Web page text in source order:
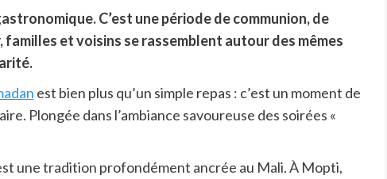
C’est une période de communion, de
et voisins se rassemblent autour des mêmes
est bien plus qu’un simple repas : c’est un moment de
Plongée dans l’ambiance savoureuse des soirées «
une tradition profondément ancrée au Mali. À Mopti,